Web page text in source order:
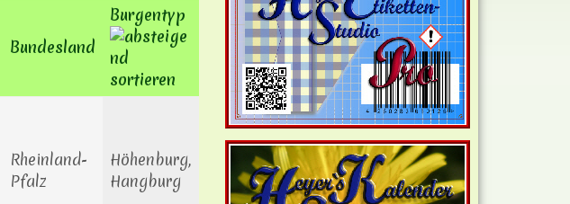
Bundesland
Burgentyp
Rheinland-
Pfalz
Höhenburg,
Hangburg